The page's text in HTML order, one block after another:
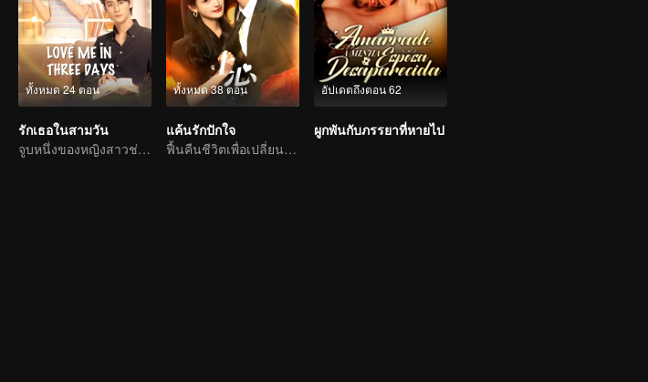
ทั้งหมด 24 ตอน
รักเธอในสามวัน
จูบหนึ่งของหญิงสาวช่วยชีวิตท่านประธานผู้เปลี่ยนร้อยร่าง
ทั้งหมด 38 ตอน
แค้นรักปักใจ
ฟื้นคืนชีวิตเพื่อเปลี่ยนโชคชะตา
อัปเดตถึงตอน 62
ผูกพันกับภรรยาที่หายไป